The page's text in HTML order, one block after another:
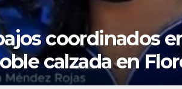
el
en Florencia con